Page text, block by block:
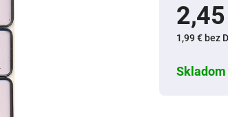
1,99 € bez
Skladom